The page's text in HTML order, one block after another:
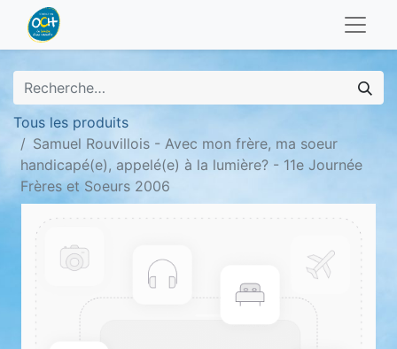
Tous les produits
Samuel Rouvillois - Avec mon frère, ma soeur
handicapé(e), appelé(e) à la lumière? - 11e Journée
Frères et Soeurs 2006